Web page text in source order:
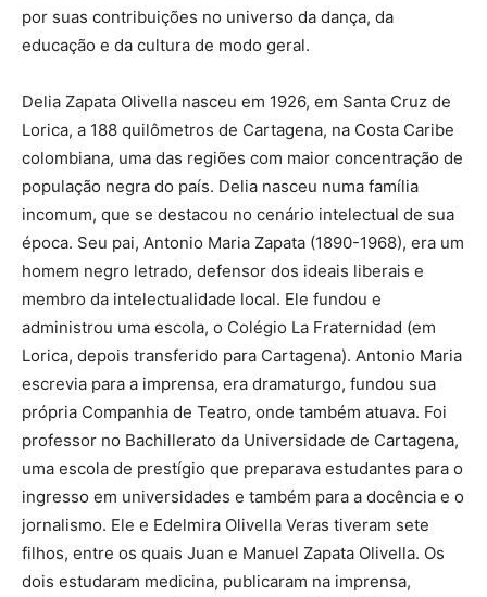
por suas contribuições no universo da dança, da
educação e da cultura de modo geral.
Delia Zapata Olivella nasceu em 1926, em Santa Cruz de
Lorica, a 188 quilômetros de Cartagena, na Costa Caribe
colombiana, uma das regiões com maior concentração de
população negra do país. Delia nasceu numa família
incomum, que se destacou no cenário intelectual de sua
época. Seu pai, Antonio Maria Zapata (1890-1968), era um
homem negro letrado, defensor dos ideais liberais e
membro da intelectualidade local. Ele fundou e
administrou uma escola, o Colégio La Fraternidad (em
Lorica, depois transferido para Cartagena). Antonio Maria
escrevia para a imprensa, era dramaturgo, fundou sua
própria Companhia de Teatro, onde também atuava. Foi
professor no Bachillerato da Universidade de Cartagena,
uma escola de prestígio que preparava estudantes para o
ingresso em universidades e também para a docência e o
jornalismo. Ele e Edelmira Olivella Veras tiveram sete
filhos, entre os quais Juan e Manuel Zapata Olivella. Os
dois estudaram medicina, publicaram na imprensa,